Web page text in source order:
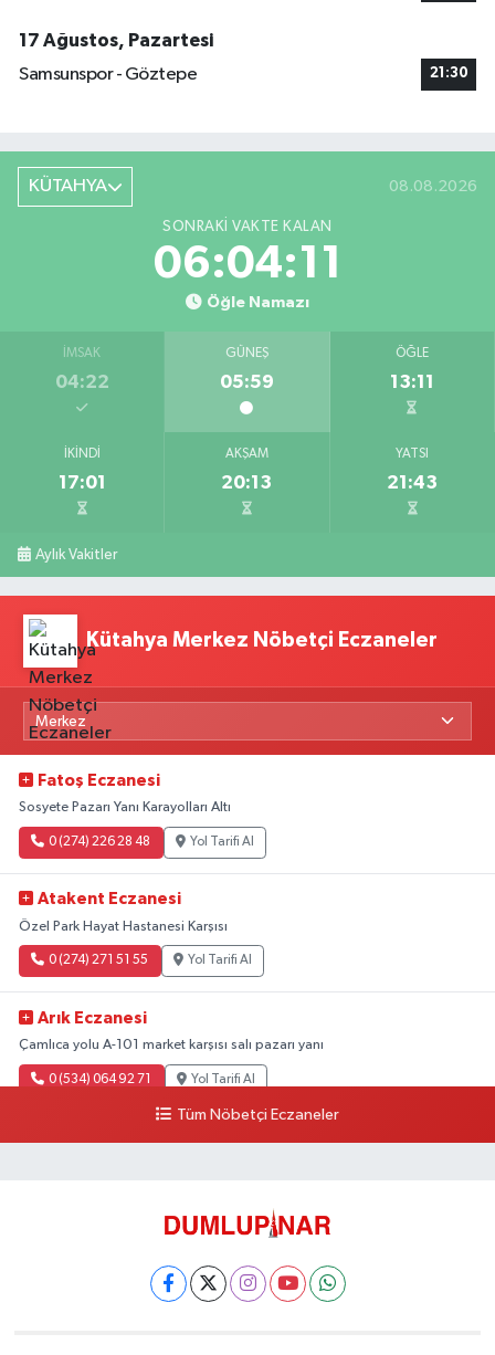
17 Ağustos, Pazartesi
Samsunspor - Göztepe
21:30
KÜTAHYA 08.08.2026
SONRAKI VAKTE KALAN
06:04:10
Öğle Namazı
İMSAK
04:22
GÜNEŞ
05:59
ÖĞLE
13:11
İKINDI
17:01
AKŞAM
20:13
YATSI
21:43
Aylık Vakitler
Kütahya Merkez Nöbetçi Eczaneler
Fatoş Eczanesi
Sosyete Pazarı Yanı Karayolları Altı
0 (274) 226 28 48 Yol Tarifi Al
Atakent Eczanesi
Özel Park Hayat Hastanesi Karşısı
0 (274) 271 51 55 Yol Tarifi Al
Arık Eczanesi
Çamlıca yolu A-101 market karşısı salı pazarı yanı
0 (534) 064 92 71 Yol Tarifi Al
Tüm Nöbetçi Eczaneler